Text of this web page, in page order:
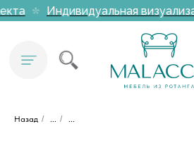
Индивидуальная
Назад / ... / ...